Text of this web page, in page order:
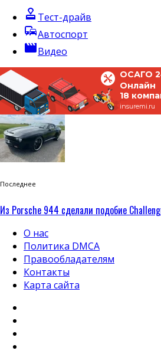
approval Тест-драйв
commuteАвтоспорт
movieВидео
ОСАГО
Онлайн
18
insuremi.ru
Последнее
Из Porsche 944 сделали подобие
О нас
Политика DMCA
Правообладателям
Контакты
Карта сайта